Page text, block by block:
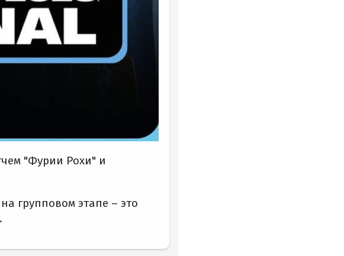
"Фурии Рохи" и
групповом этапе – это